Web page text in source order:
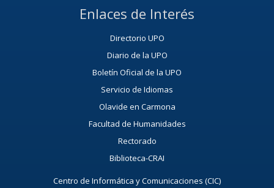
Enlaces de Interés
Directorio UPO
Diario de la UPO
Boletín Oficial de la UPO
Servicio de Idiomas
Olavide en Carmona
Facultad de Humanidades
Rectorado
Biblioteca-CRAI
Centro de Informática y Comunicaciones (CIC)